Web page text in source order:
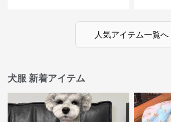
人気アイテム一覧へ
犬服 新着アイテム